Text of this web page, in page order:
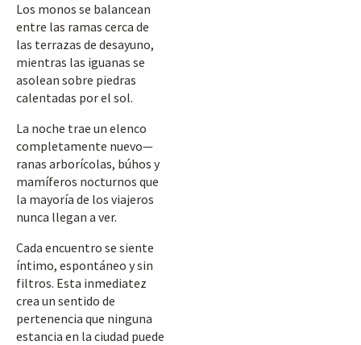
Los monos se balancean
entre las ramas cerca de
las terrazas de desayuno,
mientras las iguanas se
asolean sobre piedras
calentadas por el sol.
La noche trae un elenco
completamente nuevo—
ranas arborícolas, búhos y
mamíferos nocturnos que
la mayoría de los viajeros
nunca llegan a ver.
Cada encuentro se siente
íntimo, espontáneo y sin
filtros. Esta inmediatez
crea un sentido de
pertenencia que ninguna
estancia en la ciudad puede